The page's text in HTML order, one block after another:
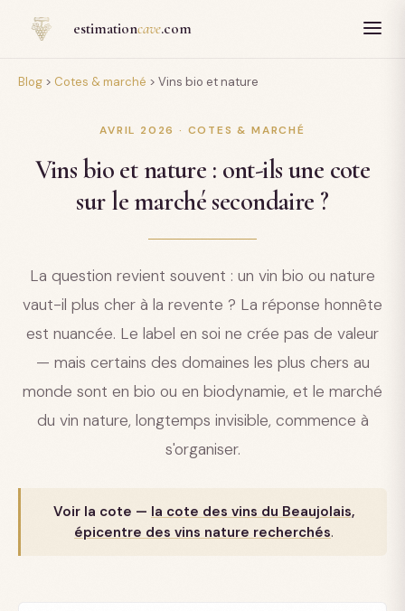
estimationcave.com
Blog > Cotes & marché > Vins bio et nature
AVRIL 2026 · COTES & MARCHÉ
Vins bio et nature : ont-ils une cote
sur le marché secondaire ?
La question revient souvent : un vin bio ou nature
vaut-il plus cher à la revente ? La réponse honnête
est nuancée. Le label en soi ne crée pas de valeur
— mais certains des domaines les plus chers au
monde sont en bio ou en biodynamie, et le marché
du vin nature, longtemps invisible, commence à
s'organiser.
Voir la cote — la cote des vins du Beaujolais,
épicentre des vins nature recherchés.